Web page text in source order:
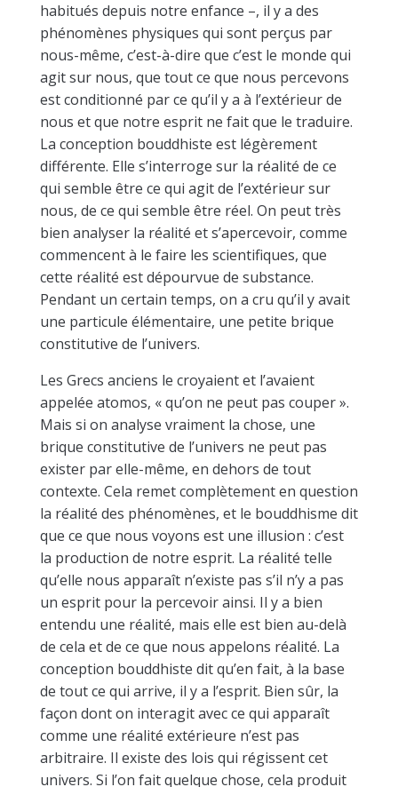
habitués depuis notre enfance –, il y a des
phénomènes physiques qui sont perçus par
nous-même, c’est-à-dire que c’est le monde qui
agit sur nous, que tout ce que nous percevons
est conditionné par ce qu’il y a à l’extérieur de
nous et que notre esprit ne fait que le traduire.
La conception bouddhiste est légèrement
différente. Elle s’interroge sur la réalité de ce
qui semble être ce qui agit de l’extérieur sur
nous, de ce qui semble être réel. On peut très
bien analyser la réalité et s’apercevoir, comme
commencent à le faire les scientifiques, que
cette réalité est dépourvue de substance.
Pendant un certain temps, on a cru qu’il y avait
une particule élémentaire, une petite brique
constitutive de l’univers.
Les Grecs anciens le croyaient et l’avaient
appelée atomos, « qu’on ne peut pas couper ».
Mais si on analyse vraiment la chose, une
brique constitutive de l’univers ne peut pas
exister par elle-même, en dehors de tout
contexte. Cela remet complètement en question
la réalité des phénomènes, et le bouddhisme dit
que ce que nous voyons est une illusion : c’est
la production de notre esprit. La réalité telle
qu’elle nous apparaît n’existe pas s’il n’y a pas
un esprit pour la percevoir ainsi. Il y a bien
entendu une réalité, mais elle est bien au-delà
de cela et de ce que nous appelons réalité. La
conception bouddhiste dit qu’en fait, à la base
de tout ce qui arrive, il y a l’esprit. Bien sûr, la
façon dont on interagit avec ce qui apparaît
comme une réalité extérieure n’est pas
arbitraire. Il existe des lois qui régissent cet
univers. Si l’on fait quelque chose, cela produit